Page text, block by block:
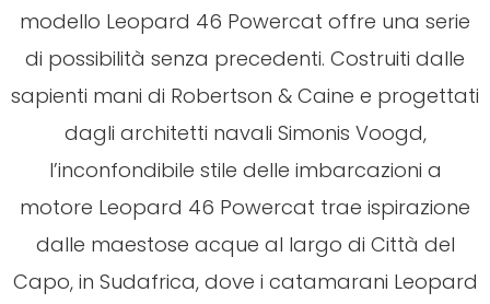
modello Leopard 46 Powercat offre una serie
di possibilità senza precedenti. Costruiti dalle
sapienti mani di Robertson & Caine e progettati
dagli architetti navali Simonis Voogd,
l’inconfondibile stile delle imbarcazioni a
motore Leopard 46 Powercat trae ispirazione
dalle maestose acque al largo di Città del
Capo, in Sudafrica, dove i catamarani Leopard